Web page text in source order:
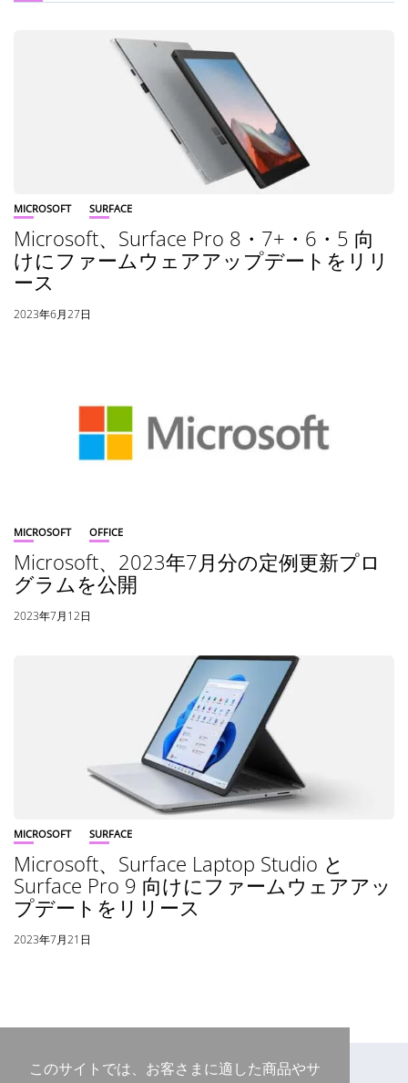
MICROSOFT SURFACE
Microsoft、Surface Pro 8・7+・6・5 向
けにファームウェアアップデートをリリ
ース
2023年6月27日
MICROSOFT OFFICE
Microsoft、2023年7月分の定例更新プロ
グラムを公開
2023年7月12日
MICROSOFT SURFACE
Microsoft、Surface Laptop Studio と
Surface Pro 9 向けにファームウェアアッ
プデートをリリース
2023年7月21日
このサイトでは、お客さまに適した商品やサ